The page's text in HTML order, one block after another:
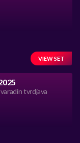
VIEW SET
tvrdjava